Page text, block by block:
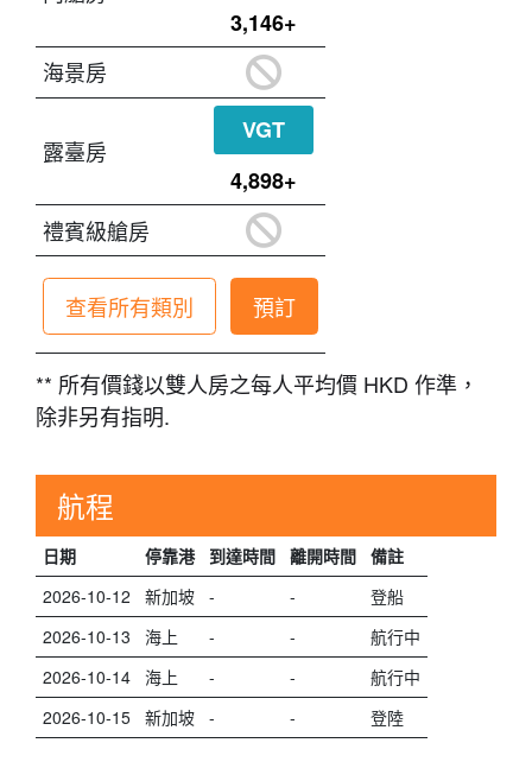
3,146+
VGT
4,898+
查看所有類別 預訂
** 所有價錢以雙人房之每人平均價 HKD 作準，
除非另有指明.
航程
日期 停靠港 到達時間 離開時間 備註
2026-10-12
新加坡 - -
登船
2026-10-13
海上 - -
航行中
2026-10-14 海上 - -
航行中
2026-10-15 新加坡 - - 登陸